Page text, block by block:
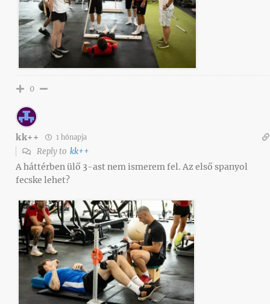
0
kk++ 1 hónapja
Reply to kk++
A háttérben ülő 3-ast nem ismerem fel. Az első spanyol
fecske lehet?